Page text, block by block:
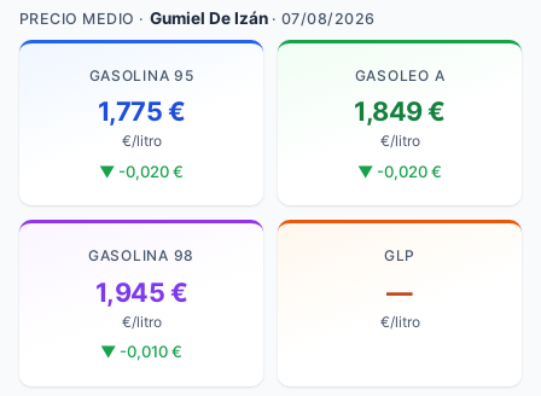
PRECIO MEDIO · Gumiel De Izán· 07/08/2026
GASOLINA 95
1,775 €
€/litro
▼ -0,020 €
GASOLEO A
1,849 €
€/litro
▼ -0,020 €
GASOLINA 98
1,945 €
€/litro
▼ -0,010 €
GLP
—
€/litro